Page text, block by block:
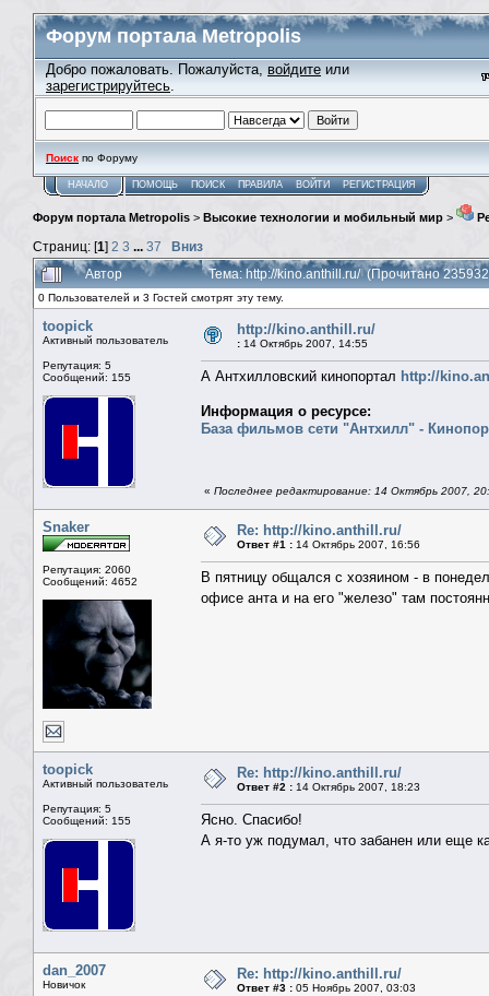
Форум портала Metropolis
Добро пожаловать. Пожалуйста, войдите или
зарегистрируйтесь.
Поиск по Форуму
НАЧАЛО ПОМОЩЬ ПОИСК ПРАВИЛА ВОЙТИ РЕГИСТРАЦИЯ
Форум портала Metropolis > Высокие технологии и мобильный мир >
Страниц: [1] 2 3 ... 37
Вниз
Автор
Тема: http://kino.anthill.ru/ (Прочитано
0 Пользователей и 3 Гостей смотрят эту тему.
toopick
Активный пользователь
Репутация: 5
Сообщений: 155
http://kino.anthill.ru/
: 14 Октябрь 2007, 14:55
А Антхилловский кинопортал http://
Информация о ресурсе:
База фильмов сети "Антхилл" -
« Последнее редактирование: 14 Октябрь 2007,
Snaker
Репутация: 2060
Сообщений: 4652
Re: http://kino.anthill.ru/
Ответ #1 : 14 Октябрь 2007, 16:56
В пятницу общался с хозяином - в
офисе анта и на его "железо" там
toopick
Активный пользователь
Репутация: 5
Сообщений: 155
Re: http://kino.anthill.ru/
Ответ #2 : 14 Октябрь 2007, 18:23
Ясно. Спасибо!
А я-то уж подумал, что забанен или еще
dan_2007
Новичок
Re: http://kino.anthill.ru/
Ответ #3 : 05 Ноябрь 2007, 03:03